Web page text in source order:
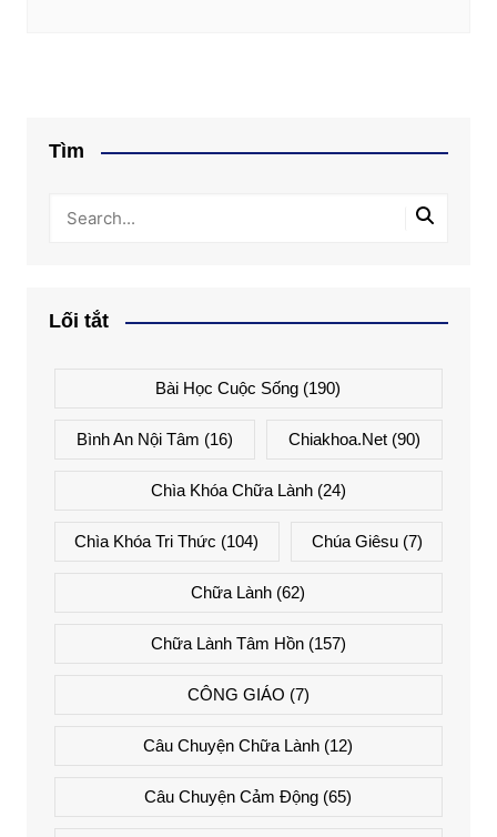
Tìm
Lối tắt
Bài Học Cuộc Sống (190)
Bình An Nội Tâm (16) Chiakhoa.net (90)
Chìa Khóa Chữa Lành(24)
Chìa Khóa Tri Thức (104) Chúa Giêsu(7)
Chữa Lành (62)
Chữa Lành Tâm Hồn(157)
CÔNG GIÁO (7)
Câu Chuyện Chữa Lành (12)
Câu Chuyện Cảm Động (65)